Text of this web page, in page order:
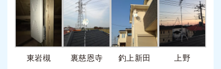
東岩槻 裏慈恩寺 釣上新田 上野